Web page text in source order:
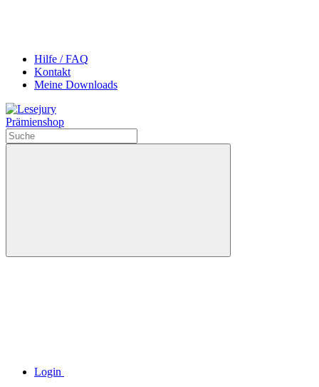
Hilfe / FAQ
Kontakt
Meine Downloads
Prämienshop
Login